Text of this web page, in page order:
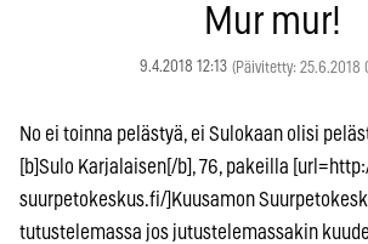
Mur mur!
9.4.2018 12:13 (Päivitetty: 25.6.2018
No ei toinna pelästyä, ei Sulokaan olisi
[b]Sulo Karjalaisen[/b], 76, pakeilla
suurpetokeskus.fi/]Kuusamon
tutustelemassa jos jutustelemassakin